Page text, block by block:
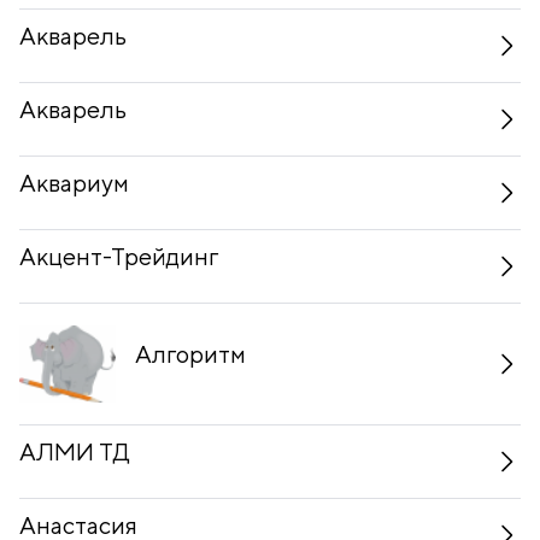
Акварель
Акварель
Аквариум
Акцент-Трейдинг
Алгоритм
АЛМИ ТД
Анастасия